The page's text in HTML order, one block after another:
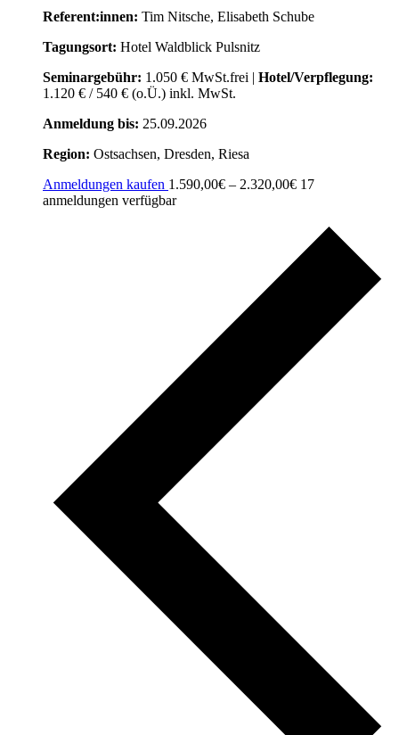
Referent:innen: Tim Nitsche, Elisabeth Schube
Tagungsort: Hotel Waldblick Pulsnitz
Seminargebühr: 1.050 € MwSt.frei | Hotel/Verpflegung:
1.120 € / 540 € (o.Ü.) inkl. MwSt.
Anmeldung bis: 25.09.2026
Region: Ostsachsen, Dresden, Riesa
Anmeldungen kaufen 1.590,00€ – 2.320,00€ 17
anmeldungen verfügbar